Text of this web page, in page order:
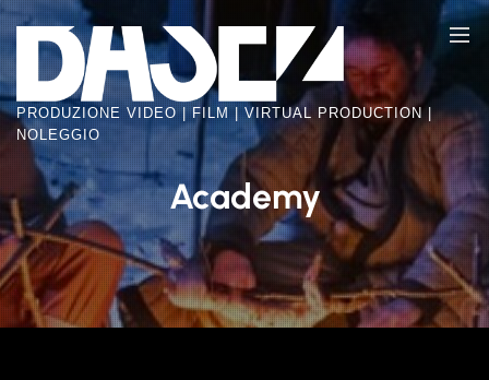
Skip
to
the
content
BASE2
VIDEO
FACTORY
PRODUZIONE VIDEO | FILM | VIRTUAL PRODUCTION |
NOLEGGIO
Academy